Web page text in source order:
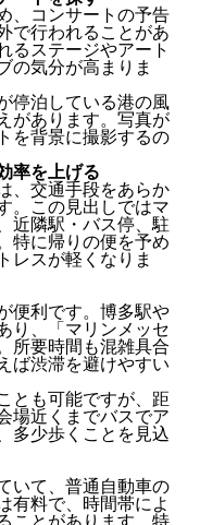
、コンサートの予告
で行われることがあ
るステージやアート
の気分が高まりま
停泊している港の風
があります。写真が
を背景に撮影するの
率を上げる
、交通手段をあらか
。この見出しではマ
近隣駅・バス停、駐
特に帰りの便を予め
レスが軽くなりま
便利です。博多駅や
り、「マリンメッセ
所要時間も混雑具合
ば渋滞を避けやすい
とも可能ですが、距
場近くまでバスでア
多少歩くことを見込
いて、普通自動車の
有料で、時間帯によ
ことがあります。特